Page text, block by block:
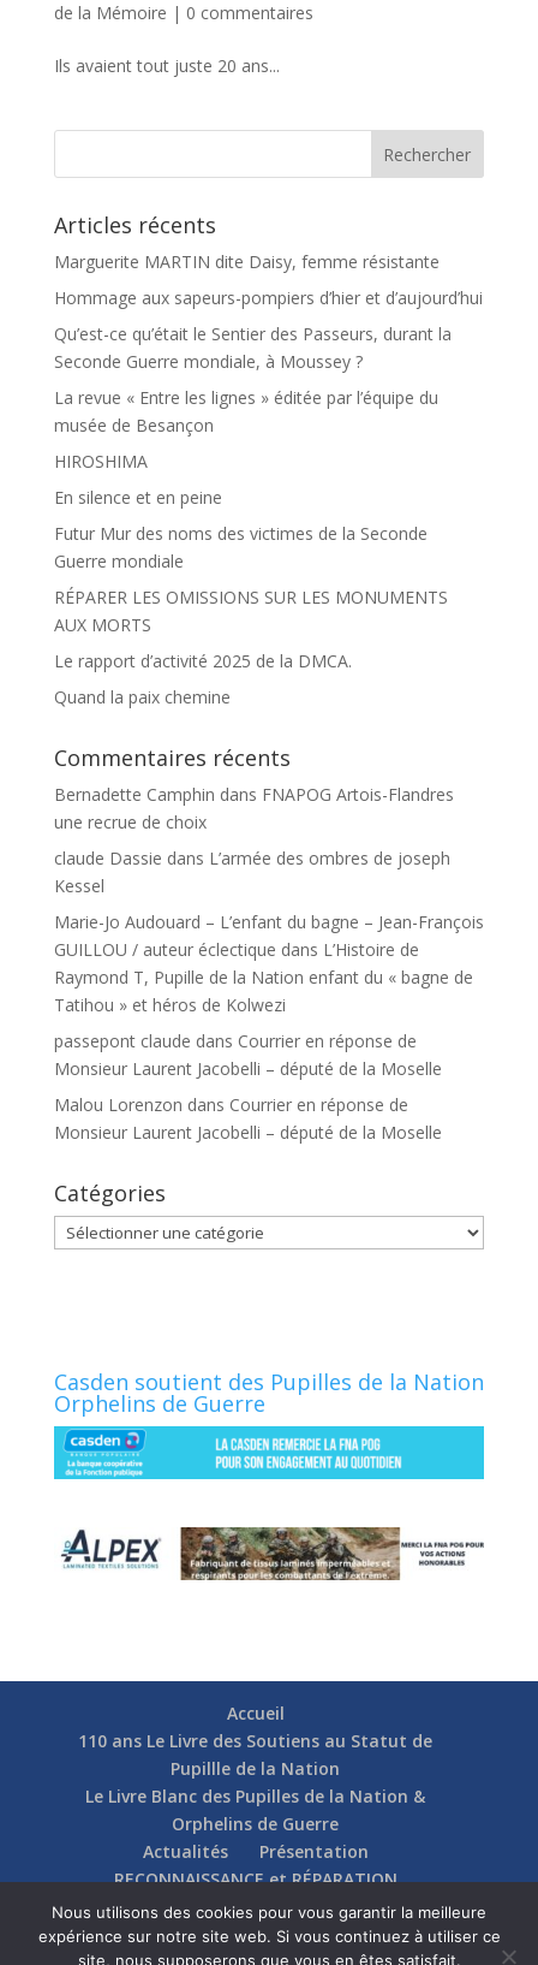
de la Mémoire | 0 commentaires
Ils avaient tout juste 20 ans...
Articles récents
Marguerite MARTIN dite Daisy, femme résistante
Hommage aux sapeurs-pompiers d’hier et d’aujourd’hui
Qu’est-ce qu’était le Sentier des Passeurs, durant la
Seconde Guerre mondiale, à Moussey ?
La revue « Entre les lignes » éditée par l’équipe du
musée de Besançon
HIROSHIMA
En silence et en peine
Futur Mur des noms des victimes de la Seconde
Guerre mondiale
RÉPARER LES OMISSIONS SUR LES MONUMENTS
AUX MORTS
Le rapport d’activité 2025 de la DMCA.
Quand la paix chemine
Commentaires récents
Bernadette Camphin dans FNAPOG Artois-Flandres
une recrue de choix
claude Dassie dans L’armée des ombres de joseph
Kessel
Marie-Jo Audouard – L’enfant du bagne – Jean-François
GUILLOU / auteur éclectique dans L’Histoire de
Raymond T, Pupille de la Nation enfant du « bagne de
Tatihou » et héros de Kolwezi
passepont claude dans Courrier en réponse de
Monsieur Laurent Jacobelli – député de la Moselle
Malou Lorenzon dans Courrier en réponse de
Monsieur Laurent Jacobelli – député de la Moselle
Catégories
Catégories
Casden soutient des Pupilles de la Nation
Orphelins de Guerre
Accueil
110 ans Le Livre des Soutiens au Statut de
Pupillle de la Nation
Le Livre Blanc des Pupilles de la Nation &
Orphelins de Guerre
Actualités
Présentation
RECONNAISSANCE et RÉPARATION
Nos soutiens
Fédérations
Actions
Communication
Contact
Nous utilisons des cookies pour vous garantir la meilleure
expérience sur notre site web. Si vous continuez à utiliser ce
site, nous supposerons que vous en êtes satisfait.